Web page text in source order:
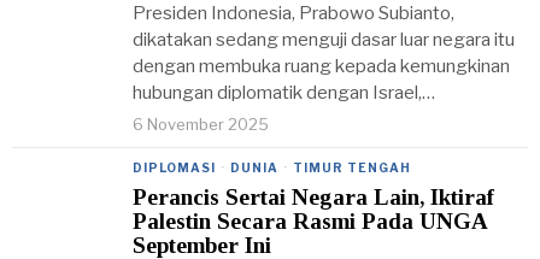
Presiden Indonesia, Prabowo Subianto,
dikatakan sedang menguji dasar luar negara itu
dengan membuka ruang kepada kemungkinan
hubungan diplomatik dengan Israel,…
6 November 2025
DIPLOMASI · DUNIA · TIMUR TENGAH
Perancis Sertai Negara Lain, Iktiraf
Palestin Secara Rasmi Pada UNGA
September Ini